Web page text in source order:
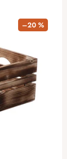
–20 %